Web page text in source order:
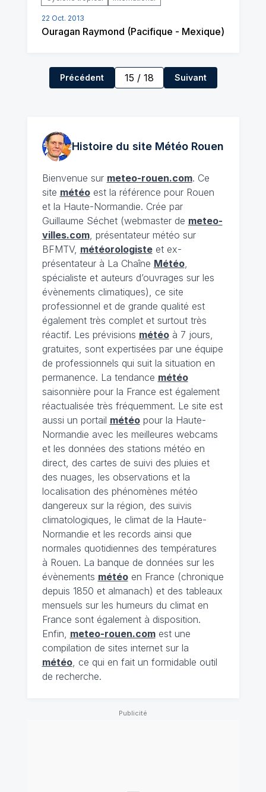
22 Oct. 2013
Ouragan Raymond (Pacifique - Mexique)
Précédent 15 / 18 Suivant
Histoire du site Météo Rouen
Bienvenue sur meteo-rouen.com. Ce
site météoest la référence pour Rouen
et la Haute-Normandie. Crée par
Guillaume Séchet (webmaster de meteo-
villes.com, présentateur météo sur
BFMTV, météorologisteet ex-
présentateur à La Chaîne Météo,
spécialiste et auteurs d’ouvrages sur les
évènements climatiques), ce site
professionnel et de grande qualité est
également très complet et surtout très
réactif. Les prévisions météoà 7 jours,
gratuites, sont expertisées par une équipe
de professionnels qui suit la situation en
permanence. La tendance météo
saisonnière pour la France est également
réactualisée très fréquemment. Le site est
aussi un portail météopour la Haute-
Normandie avec les meilleures webcams
et les données des stations météo en
direct, des cartes de suivi des pluies et
des nuages, les observations et la
localisation des phénomènes météo
dangereux sur la région, des suivis
climatologiques, le climat de la Haute-
Normandie et les records ainsi que
normales quotidiennes des températures
à Rouen. La banque de données sur les
évènements météoen France (chronique
depuis 1850 et almanach) et des tableaux
mensuels sur les humeurs du climat en
France sont également à disposition.
Enfin, meteo-rouen.comest une
compilation de sites internet sur la
météo, ce qui en fait un formidable outil
de recherche.